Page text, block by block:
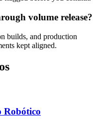
volume release?
builds, and production
kept aligned.
Robótico